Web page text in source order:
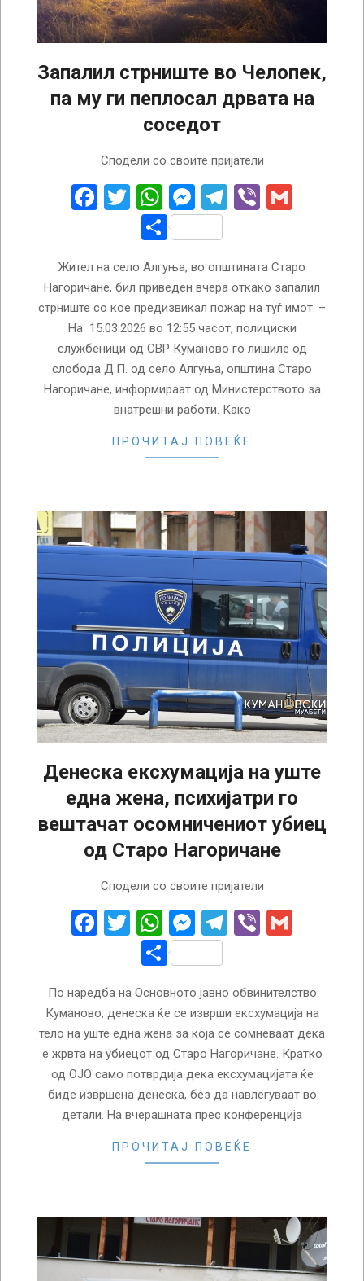
Запалил стрниште во Челопек,
па му ги пеплосал дрвата на
соседот
Сподели со своите пријатели
Facebook
Twitter
WhatsApp
Messenger
Telegram
Viber
Share
Жител на село Алгуња, во општината Старо
Нагоричане, бил приведен вчера откако запалил
стрниште со кое предизвикал пожар на туѓ имот. –
На 15.03.2026 во 12:55 часот, полициски
службеници од СВР Куманово го лишиле од
слобода Д.П. од село Алгуња, општина Старо
Нагоричане, информираат од Министерството за
внатрешни работи. Како
ПРОЧИТАЈ ПОВЕЌЕ
Денеска ексхумација на уште
една жена, психијатри го
вештачат осомничениот убиец
од Старо Нагоричане
Сподели со своите пријатели
Facebook
Twitter
WhatsApp
Messenger
Telegram
Viber
Share
По наредба на Основното јавно обвинителство
Куманово, денеска ќе се изврши ексхумација на
тело на уште една жена за која се сомневаат дека
е жрвта на убиецот од Старо Нагоричане. Кратко
од ОЈО само потврдија дека ексхумацијата ќе
биде извршена денеска, без да навлегуваат во
детали. На вчерашната прес конференција
ПРОЧИТАЈ ПОВЕЌЕ